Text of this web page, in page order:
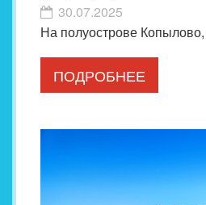
30.07.2025
На полуострове Копылово,
ПОДРОБНЕЕ